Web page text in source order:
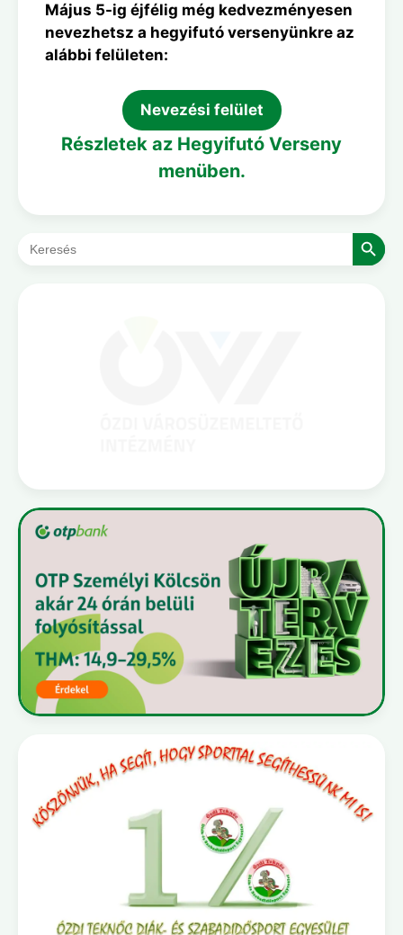
Május 5-ig éjfélig még kedvezményesen
nevezhetsz a hegyifutó versenyünkre az
alábbi felületen:
Nevezési felület
Részletek az Hegyifutó Verseny
menüben.
for:
Search Button